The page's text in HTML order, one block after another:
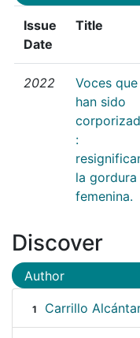
Issue
Date
Title
2022
Voces que
han sido
:
la gordura
femenina.
Discover
Author
1 Carrillo